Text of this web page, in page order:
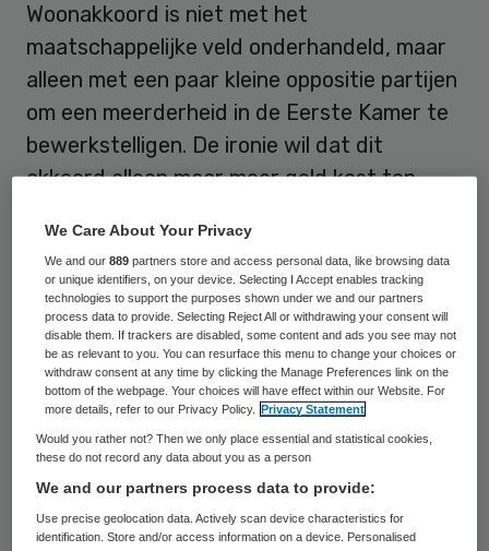
Woonakkoord is niet met het
maatschappelijke veld onderhandeld, maar
alleen met een paar kleine oppositie partijen
om een meerderheid in de Eerste Kamer te
bewerkstelligen. De ironie wil dat dit
akkoord alleen maar meer geld kost ten
iedereen wel een compromis sluiten.
Vervolgens heeft het kabinet een Sociaal
Akkoord gesloten. Dit keer wel met sociale
partners uit de polder. Dat akkoord moet de
acceptatie van het beleid in de Eerste
Kamer vergemakkelijken omdat het steunt
op een vermeende breed maatschappelijk
draagvlak. Ook dit akkoord kost alleen maar
extra geld. Via dit akkoord worden de
We Care About Your Privacy
We and our889 partners store and access personal data, like browsing data
or unique identifiers, on your device. Selecting I Accept enables tracking
technologies to support the purposes shown under we and our partners
process data to provide. Selecting Reject All or withdrawing your consent will
disable them. If trackers are disabled, some content and ads you see may not
be as relevant to you. You can resurface this menu to change your choices or
withdraw consent at any time by clicking the Manage Preferences link on the
bottom of the webpage. Your choices will have effect within our Website. For
more details, refer to our Privacy Policy.
Privacy Statement
Would you rather not? Then we only place essential and statistical cookies,
these do not record any data about you as a person
We and our partners process data to provide:
Use precise geolocation data. Actively scan device characteristics for
identification. Store and/or access information on a device. Personalised